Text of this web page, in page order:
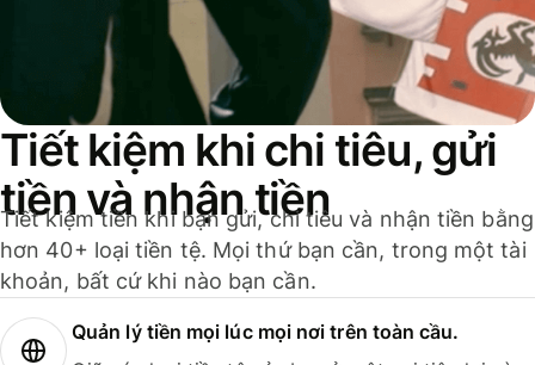
Tiết kiệm khi chi tiêu, gửi
tiền và nhận tiền
Tiết kiệm tiền khi bạn gửi, chi tiêu và nhận tiền bằng
hơn 40+ loại tiền tệ. Mọi thứ bạn cần, trong một tài
khoản, bất cứ khi nào bạn cần.
Quản lý tiền mọi lúc mọi nơi trên toàn cầu.